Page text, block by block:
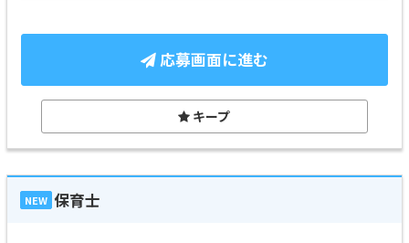
応募画面に進む
キープ
NEW 保育士